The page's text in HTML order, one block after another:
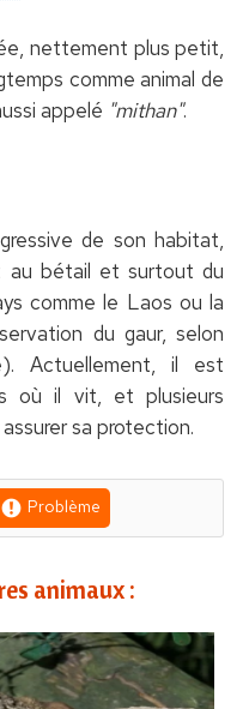
nettement plus petit,
comme animal de
appelé "mithan".
de son habitat,
au bétail et surtout du
comme le Laos ou la
du gaur, selon
Actuellement, il est
où il vit, et plusieurs
sa protection.
Problème
animaux :